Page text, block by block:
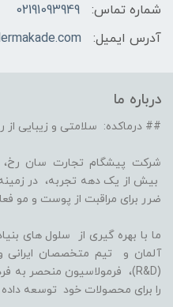
شماره تماس:
02191093949
آدرس ایمیل:
درباره ما
## درماکده: سلامتی و زیبایی
شرکت پیشگام تجارت سان رخ،
بیش از یک دهه تجربه، در
ضرر برای مراقبت از پوست و مو
آلمان و تیم متخصصان ایرانی
را برای محصولات خود توسعه داده